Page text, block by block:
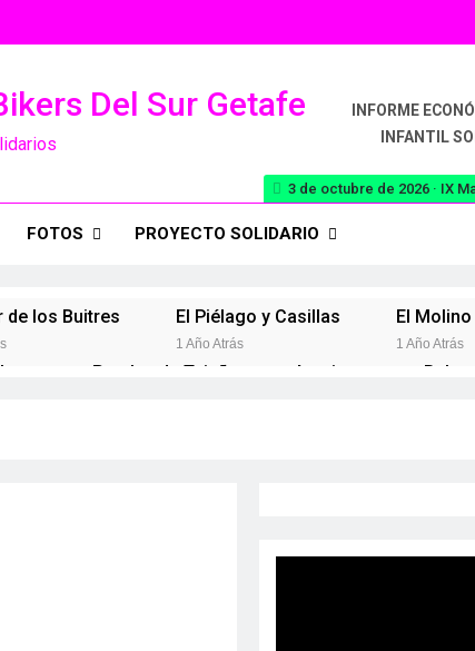
Del Sur Getafe
INFORME
INFANTIL
FOTOS PROYECTO SOLIDARIO
3 de octubre de 2026 · IX
de los Buitres El Piélago y Casillas
1 Año Atrás
El Molino
1 Año Atrás
por Perales de Tajuña Aranjuez